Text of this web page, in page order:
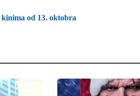
od 13. oktobra